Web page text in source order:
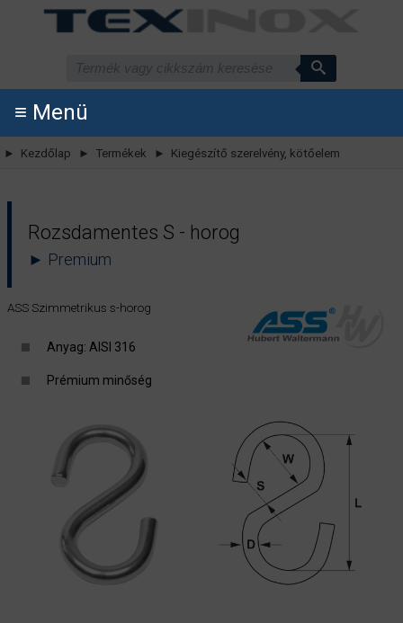
≡ Menü
► Kezdőlap ► Termékek ► Kiegészítő szerelvény, kötőelem
Rozsdamentes S - horog
► Premium
ASS Szimmetrikus s-horog
Anyag: AISI 316
Prémium minőség